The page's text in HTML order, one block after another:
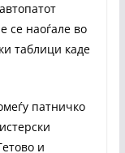
се наоѓале во
таблици каде
патничко
и